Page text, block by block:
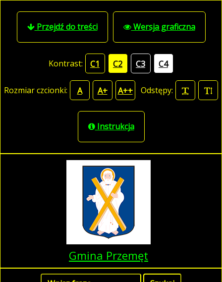
Przejdź do treści Wersja graficzna
Kontrast: C1 C2 C3 C4
Rozmiar czcionki: A A+ A++ Odstępy:
Instrukcja
Gmina Przemęt